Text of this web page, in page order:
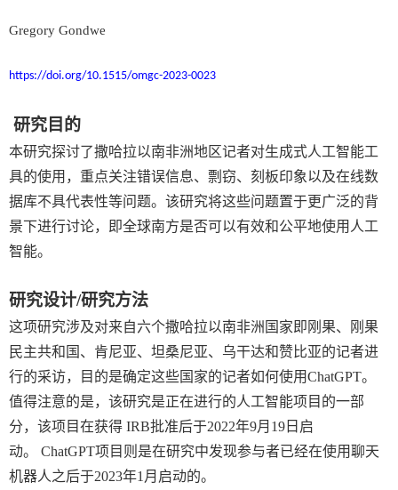
Gregory Gondwe
https://doi.org/10.1515/omgc-2023-0023
研究目的
本研究探讨了撒哈拉以南非洲地区记者对生成式人工智能工
具的使用，重点关注错误信息、剽窃、刻板印象以及在线数
据库不具代表性等问题。该研究将这些问题置于更广泛的背
景下进行讨论，即全球南方是否可以有效和公平地使用人工
智能。
研究设计/研究方法
这项研究涉及对来自六个撒哈拉以南非洲国家即刚果、刚果
民主共和国、肯尼亚、坦桑尼亚、乌干达和赞比亚的记者进
行的采访，目的是确定这些国家的记者如何使用ChatGPT。
值得注意的是，该研究是正在进行的人工智能项目的一部
分，该项目在获得 IRB批准后于2022年9月 19 日启
动。
ChatGPT项目则是在研究中发现参与者已经在使用聊天
机器人之后于2023年1 月启动的。